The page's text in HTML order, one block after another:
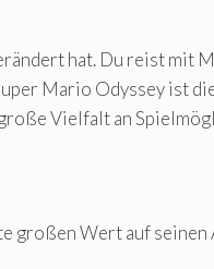
hat. Du reist mit
Mario Odyssey ist
Vielfalt an
Wert auf seinen